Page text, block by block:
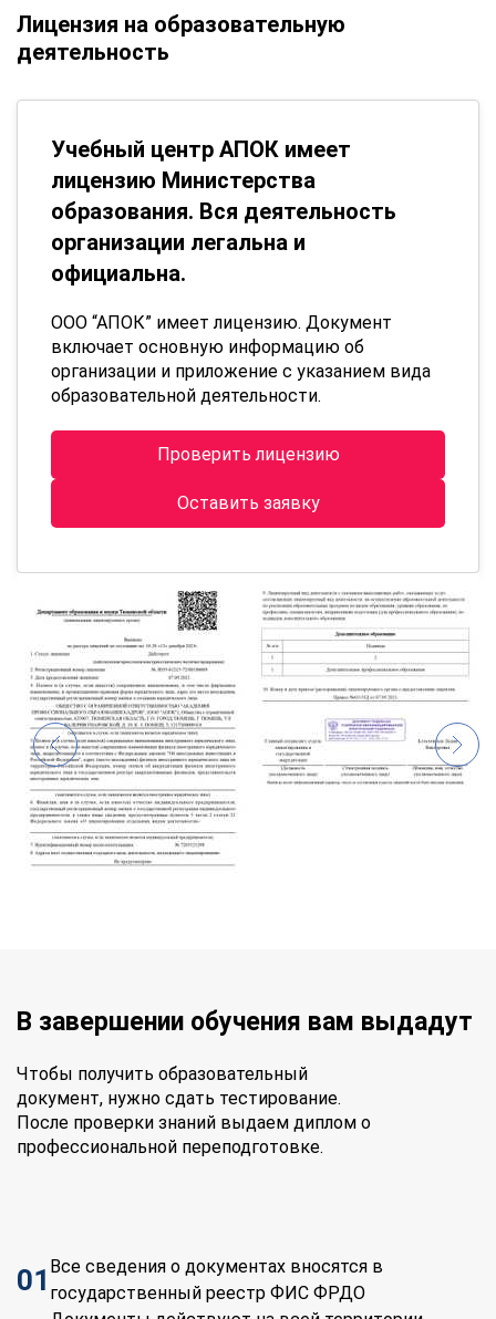
Лицензия на образовательную
деятельность
Учебный центр АПОК имеет
лицензию Министерства
образования. Вся деятельность
организации легальна и
официальна.
ООО “АПОК” имеет лицензию. Документ
включает основную информацию об
организации и приложение с указанием вида
образовательной деятельности.
Проверить лицензию
Оставить заявку
В завершении обучения вам выдадут
Чтобы получить образовательный
документ, нужно сдать тестирование.
После проверки знаний выдаем диплом о
профессиональной переподготовке.
01 Все сведения о документах вносятся в
государственный реестр ФИС ФРДО